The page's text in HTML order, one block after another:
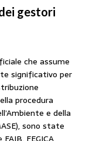
gestori
che assume
significativo per
procedura
e della
sono state